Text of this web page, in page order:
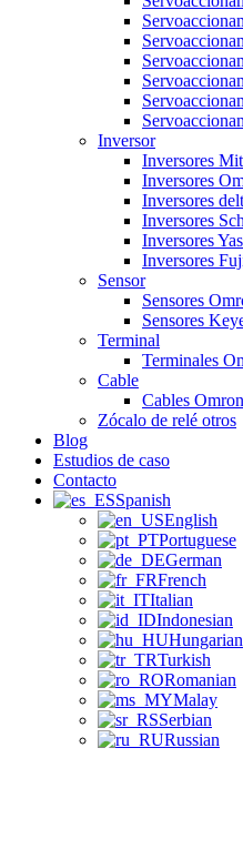
Inversor
Inversores
Inversores
Inversores
Inversores
Inversores
Inversores
Sensor
Sensores
Sensores
Terminal
Terminales
Cable
Cables Omron
Zócalo de relé otros
Blog
Estudios de caso
Contacto
Spanish
English
Portuguese
German
French
Italian
Indonesian
Hungarian
Turkish
Romanian
Malay
Serbian
Russian